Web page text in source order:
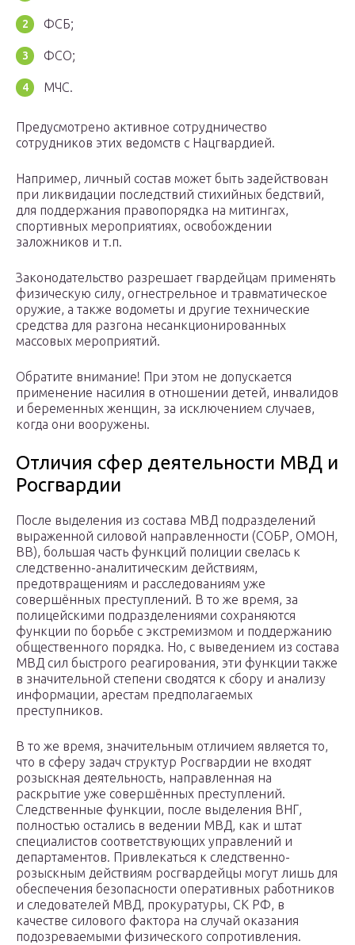
ФСБ;
ФСО;
МЧС.
Предусмотрено активное сотрудничество
сотрудников этих ведомств с Нацгвардией.
Например, личный состав может быть задействован
при ликвидации последствий стихийных бедствий,
для поддержания правопорядка на митингах,
спортивных мероприятиях, освобождении
заложников и т.п.
Законодательство разрешает гвардейцам применять
физическую силу, огнестрельное и травматическое
оружие, а также водометы и другие технические
средства для разгона несанкционированных
массовых мероприятий.
Обратите внимание! При этом не допускается
применение насилия в отношении детей, инвалидов
и беременных женщин, за исключением случаев,
когда они вооружены.
Отличия сфер деятельности МВД и
Росгвардии
После выделения из состава МВД подразделений
выраженной силовой направленности (СОБР, ОМОН,
ВВ), большая часть функций полиции свелась к
следственно-аналитическим действиям,
предотвращениям и расследованиям уже
совершённых преступлений. В то же время, за
полицейскими подразделениями сохраняются
функции по борьбе с экстремизмом и поддержанию
общественного порядка. Но, с выведением из состава
МВД сил быстрого реагирования, эти функции также
в значительной степени сводятся к сбору и анализу
информации, арестам предполагаемых
преступников.
В то же время, значительным отличием является то,
что в сферу задач структур Росгвардии не входят
розыскная деятельность, направленная на
раскрытие уже совершённых преступлений.
Следственные функции, после выделения ВНГ,
полностью остались в ведении МВД, как и штат
специалистов соответствующих управлений и
департаментов. Привлекаться к следственно-
розыскным действиям росгвардейцы могут лишь для
обеспечения безопасности оперативных работников
и следователей МВД, прокуратуры, СК РФ, в
качестве силового фактора на случай оказания
подозреваемыми физического сопротивления.